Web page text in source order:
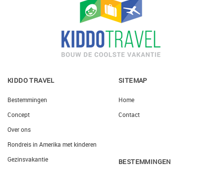
KIDDO TRAVEL
Bestemmingen
Concept
Over ons
Rondreis in Amerika met kinderen
Gezinsvakantie
SITEMAP
Home
Contact
BESTEMMINGEN